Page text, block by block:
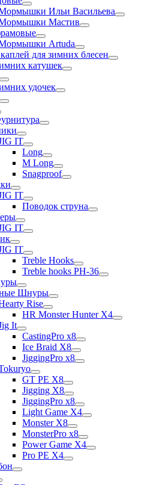
Ильи Васильева
Мастив
Artuda
для зимних блесен
катушек
удочек
IT
Long
M Long
Snagproof
IT
Поводок струна
IT
IT
Treble Hooks
Treble hooks PH-36
Шнуры
Rise
HR Monster Hunter X4
It
CastingPro x8
Ice Braid X8
JiggingPro x8
GT PE X8
Jigging X8
JiggingPro x8
Light Game X4
Monster X8
MonsterPro x8
Power Game X4
Pro PE X4